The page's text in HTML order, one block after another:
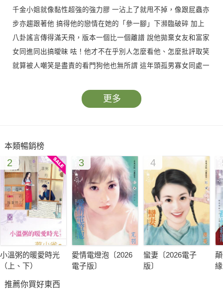
千金小姐就像黏性超強的強力膠 一沾上了就甩不掉，像跟屁蟲亦
步亦趨跟著他 搞得他的戀情在她的「參一腳」下瀕臨破碎 加上
八卦謠言傳得滿天飛，版本一個比一個離譜 說他拋棄女友和富家
女同進同出搞曖昧 呿！他才不在乎別人怎麼看他、怎麼批評取笑
就算被人嘲笑是盡責的看門狗他也無所謂 這年頭孤男寡女同處一
更多
本類暢銷榜
2
小溫粥的暖愛時光
（上、下）
3
愛情電燈泡〔2026
電子版〕
4
蠻妻〔2026電子
版〕
推薦你買好東西